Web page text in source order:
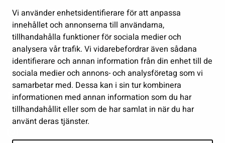
Vi använder enhetsidentifierare för att anpassa
innehållet och annonserna till användarna,
tillhandahålla funktioner för sociala medier och
analysera vår trafik. Vi vidarebefordrar även sådana
identifierare och annan information från din enhet till de
sociala medier och annons- och analysföretag som vi
samarbetar med. Dessa kan i sin tur kombinera
informationen med annan information som du har
tillhandahållit eller som de har samlat in när du har
använt deras tjänster.
Förvaltning
Jobb och företagsamhet
Delta och sköt ärenden
Show my cookie settings
Follow us